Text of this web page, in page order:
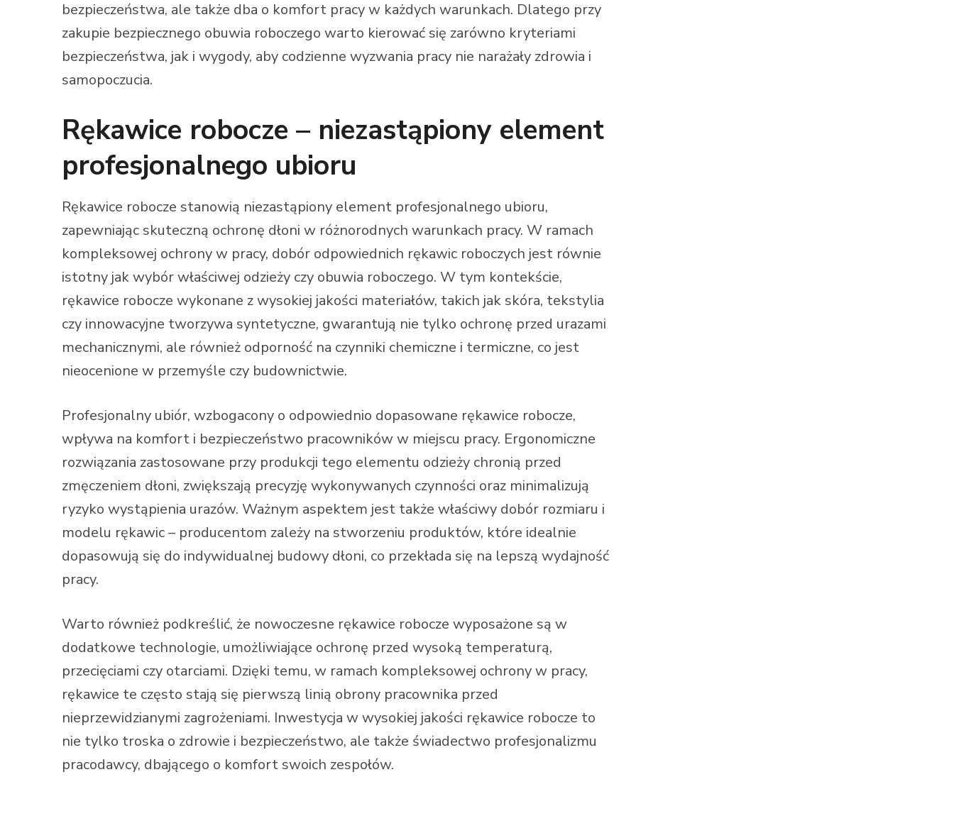
bezpieczeństwa, ale także dba o komfort pracy w każdych warunkach. Dlatego przy
zakupie bezpiecznego obuwia roboczego warto kierować się zarówno kryteriami
bezpieczeństwa, jak i wygody, aby codzienne wyzwania pracy nie narażały zdrowia i
samopoczucia.
Rękawice robocze – niezastąpiony element
profesjonalnego ubioru
Rękawice robocze stanowią niezastąpiony element profesjonalnego ubioru,
zapewniając skuteczną ochronę dłoni w różnorodnych warunkach pracy. W ramach
kompleksowej ochrony w pracy, dobór odpowiednich rękawic roboczych jest równie
istotny jak wybór właściwej odzieży czy obuwia roboczego. W tym kontekście,
rękawice robocze wykonane z wysokiej jakości materiałów, takich jak skóra, tekstylia
czy innowacyjne tworzywa syntetyczne, gwarantują nie tylko ochronę przed urazami
mechanicznymi, ale również odporność na czynniki chemiczne i termiczne, co jest
nieocenione w przemyśle czy budownictwie.
Profesjonalny ubiór, wzbogacony o odpowiednio dopasowane rękawice robocze,
wpływa na komfort i bezpieczeństwo pracowników w miejscu pracy. Ergonomiczne
rozwiązania zastosowane przy produkcji tego elementu odzieży chronią przed
zmęczeniem dłoni, zwiększają precyzję wykonywanych czynności oraz minimalizują
ryzyko wystąpienia urazów. Ważnym aspektem jest także właściwy dobór rozmiaru i
modelu rękawic – producentom zależy na stworzeniu produktów, które idealnie
dopasowują się do indywidualnej budowy dłoni, co przekłada się na lepszą wydajność
pracy.
Warto również podkreślić, że nowoczesne rękawice robocze wyposażone są w
dodatkowe technologie, umożliwiające ochronę przed wysoką temperaturą,
przecięciami czy otarciami. Dzięki temu, w ramach kompleksowej ochrony w pracy,
rękawice te często stają się pierwszą linią obrony pracownika przed
nieprzewidzianymi zagrożeniami. Inwestycja w wysokiej jakości rękawice robocze to
nie tylko troska o zdrowie i bezpieczeństwo, ale także świadectwo profesjonalizmu
pracodawcy, dbającego o komfort swoich zespołów.